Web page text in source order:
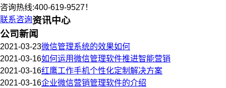
咨询热线:400-619-9527！
联系咨询资讯中心
公司新闻
2021-03-23微信管理系统的效果如何
2021-03-16如何运用微信管理软件推进智能营销
2021-03-16红鹰工作手机个性化定制解决方案
2021-03-16企业微信营销管理软件的介绍